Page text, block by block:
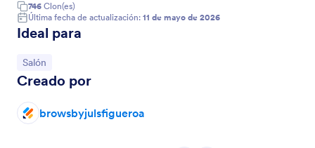
746 Clon(es)
Última fecha de actualización: 11 de mayo de 2026
Ideal para
Ir a Categoría:
Salón
Creado por
browsbyjulsfigueroa